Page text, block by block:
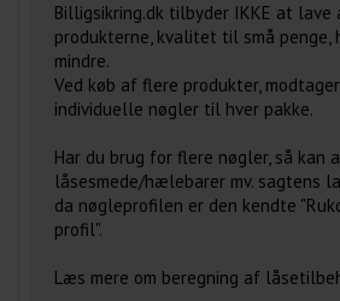
Billigsikring.dk tilbyder IKKE at
produkterne, kvalitet til små penge,
mindre.
Ved køb af flere produkter,
individuelle nøgler til hver pakke.
Har du brug for flere nøgler, så kan
låsesmede/hælebarer mv. sagtens
da nøgleprofilen er den kendte
profil".
Læs mere om beregning af